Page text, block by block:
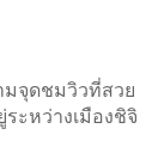
จุดชมวิวที่สวย
ะหว่างเมืองชิจิ